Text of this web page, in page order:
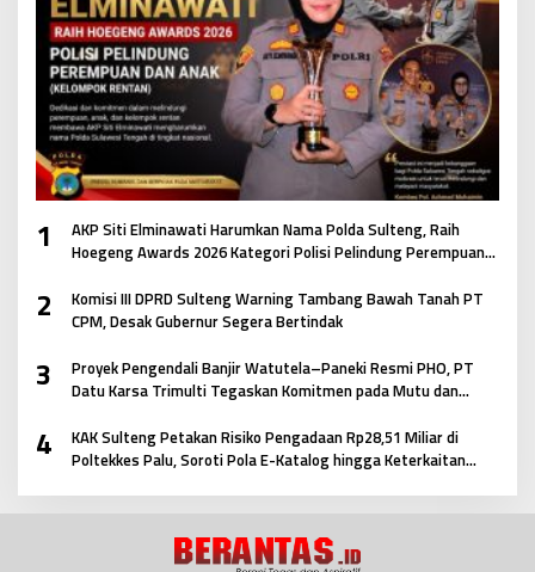
1
AKP Siti Elminawati Harumkan Nama Polda Sulteng, Raih
Hoegeng Awards 2026 Kategori Polisi Pelindung Perempuan
2
Komisi III DPRD Sulteng Warning Tambang Bawah Tanah PT
CPM, Desak Gubernur Segera Bertindak
3
Proyek Pengendali Banjir Watutela–Paneki Resmi PHO, PT
Datu Karsa Trimulti Tegaskan Komitmen pada Mutu dan
4
KAK Sulteng Petakan Risiko Pengadaan Rp28,51 Miliar di
Poltekkes Palu, Soroti Pola E-Katalog hingga Keterkaitan